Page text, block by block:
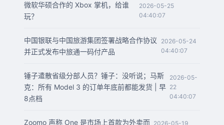
微软华硕合作的 Xbox 掌机，给谁
玩？
2026-05-25
04:40:07
中国银联与中国旅游集团签署战略合作协议
并正式发布中旅通一码付产品
2026-05-24
04:40:07
锤子遣散省级分部人员？锤子：没听说；马斯
克：所有 Model 3 的订单年底前都能发货 | 早
8点档
2026-05-
22
04:40:07
Zoomo 声称 One 是市场上首款为外卖而 2026-05-19